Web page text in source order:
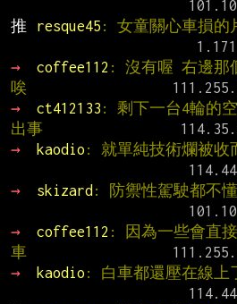
推
resque45 : 女童關心車損的
→
coffee112 : 沒有喔 右邊那
唉
→
ct412133 : 剩下一台4輪的
出事
→
kaodio : 就單純技術爛被收
→
skizard : 防禦性駕駛都不
→
coffee112 : 因為一些會直
車
→
kaodio : 白車都還壓在線上